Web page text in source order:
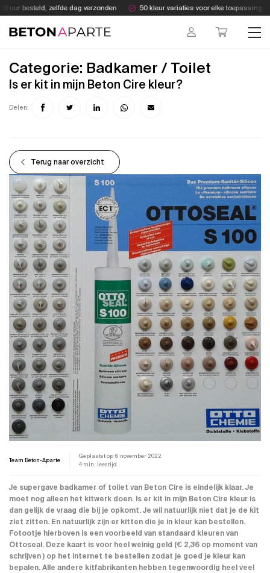
Skip
to
content
besteld, zelfde dag verzonden 50 kleur variaties voor elke toepassing
Beton Aparte
Categorie: Badkamer / Toilet
Is er kit in mijn Beton Cire kleur?
Delen:
Terug naar overzicht
Team Beton-Aparte
Geplaatst op 6 november 2022
4 min. leestijd
Je supergave badkamer of toilet van Beton Cire is eindelijk klaar. Je
moet nog alleen het kitwerk doen. Is er kit in mijn Beton Cire kleur is
dan gelijk de vraag die bij je opkomt. Je wil natuurlijk niet dat je de kit
ziet zitten. En natuurlijk zijn er kitten die je in kleur kan bestellen.
Fotootje hierboven is een voorbeeld van standaard kleuren van
Ottoseal. Deze kaart is voor heel weinig geld (€ 2,36 op moment van
schrijven ) op het internet te bestellen zodat je goed je kleur kan
bepalen. Alle andere kitfabrikanten hebben tegenwoordig heel veel